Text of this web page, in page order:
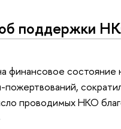
поддержки
финансовое
проводимых НКО